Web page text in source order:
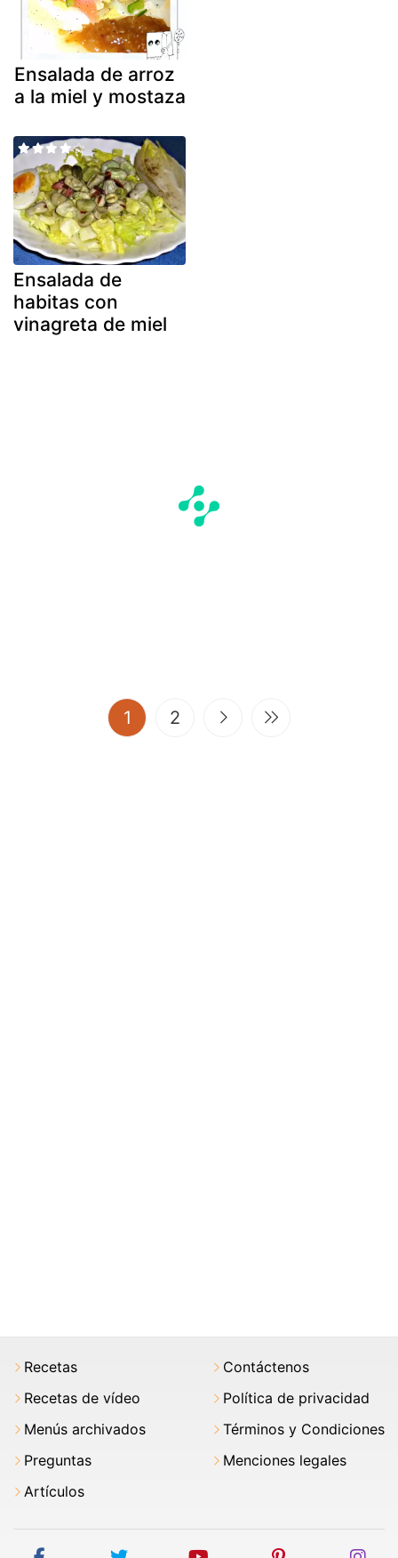
Ensalada de arroz
a la miel y mostaza
Ensalada de
habitas con
vinagreta de miel
1 (current)
2
Recetas
Recetas de vídeo
Menús archivados
Preguntas
Artículos
Contáctenos
Política de privacidad
Términos y Condiciones
Menciones legales